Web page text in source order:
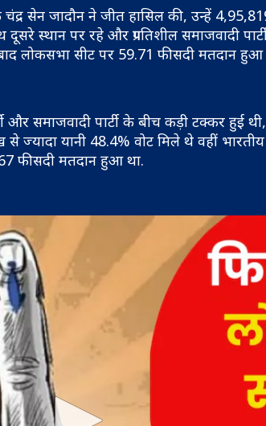
सेन जादौन ने जीत हासिल की, उन्हें
स्थान पर रहे और प्रगतिशील समाजवादी
लोकसभा सीट पर 59.71 फीसदी मतदान हुआ
समाजवादी पार्टी के बीच कड़ी टक्कर हुई थी,
ज्यादा यानी 48.4% वोट मिले थे वहीं भारतीय
फीसदी मतदान हुआ था.